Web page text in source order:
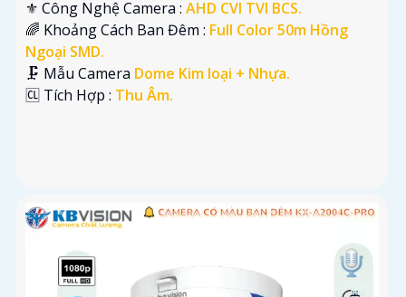
⚜️ Công Nghệ Camera : AHD CVI TVI BCS.
🌈 Khoảng Cách Ban Đêm : Full Color 50m Hồng
Ngoại SMD.
🗜️ Mẫu Camera Dome Kim loại + Nhựa.
️🆑 Tích Hợp : Thu Âm.